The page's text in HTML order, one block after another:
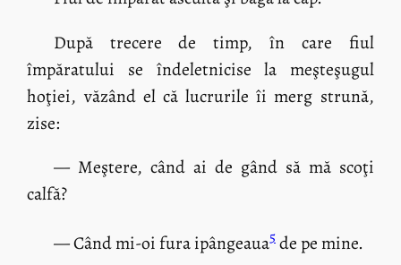
După trecere de timp, în care fiul
împăratului se îndeletnicise la meşteşugul
hoţiei, văzând el că lucrurile îi merg strună,
zise:
— Meştere, când ai de gând să mă scoţi
calfă?
— Când mi-oi fura ipângeaua5de pe mine.